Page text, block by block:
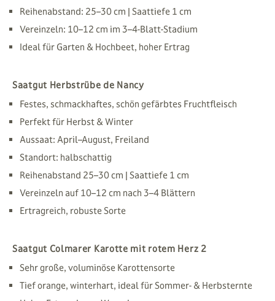
Reihenabstand: 25–30 cm | Saattiefe 1 cm
Vereinzeln: 10–12 cm im 3–4-Blatt-Stadium
Ideal für Garten & Hochbeet, hoher Ertrag
Saatgut Herbstrübe de Nancy
Festes, schmackhaftes, schön gefärbtes Fruchtfleisch
Perfekt für Herbst & Winter
Aussaat: April–August, Freiland
Standort: halbschattig
Reihenabstand 25–30 cm | Saattiefe 1 cm
Vereinzeln auf 10–12 cm nach 3–4 Blättern
Ertragreich, robuste Sorte
Saatgut Colmarer Karotte mit rotem Herz 2
Sehr große, voluminöse Karottensorte
Tief orange, winterhart, ideal für Sommer- & Herbsternte